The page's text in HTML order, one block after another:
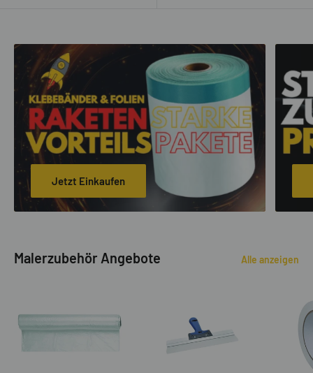
Jetzt Einkaufen
Malerzubehör Angebote Alle anzeigen